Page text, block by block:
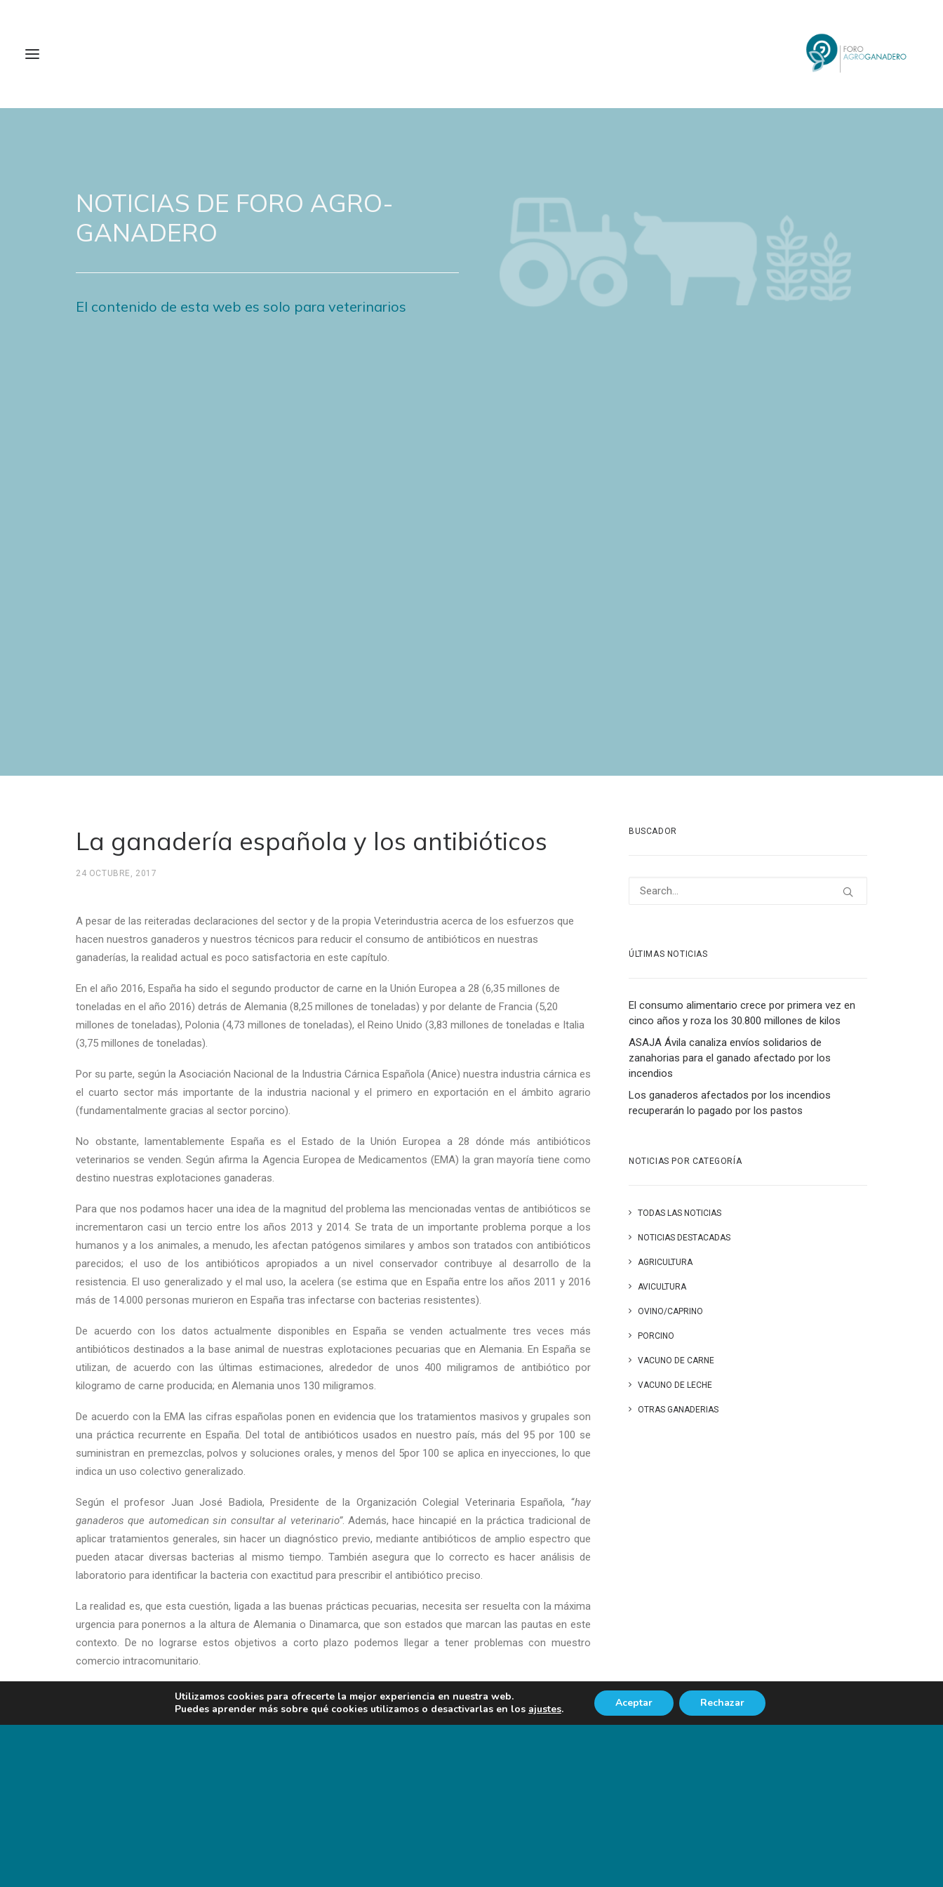
NOTICIAS DE FORO AGRO-
GANADERO
El contenido de esta web es solo para veterinarios
La ganadería española y los antibióticos
24 OCTUBRE, 2017
A pesar de las reiteradas declaraciones del sector y de la propia Veterindustria acerca de los esfuerzos que
hacen nuestros ganaderos y nuestros técnicos para reducir el consumo de antibióticos en nuestras
ganaderías, la realidad actual es poco satisfactoria en este capítulo.
En el año 2016, España ha sido el segundo productor de carne en la Unión Europea a 28 (6,35 millones de
toneladas en el año 2016) detrás de Alemania (8,25 millones de toneladas) y por delante de Francia (5,20
millones de toneladas), Polonia (4,73 millones de toneladas), el Reino Unido (3,83 millones de toneladas e Italia
(3,75 millones de toneladas).
Por su parte, según la Asociación Nacional de la Industria Cárnica Española (Anice) nuestra industria cárnica es
el cuarto sector más importante de la industria nacional y el primero en exportación en el ámbito agrario
(fundamentalmente gracias al sector porcino).
No obstante, lamentablemente España es el Estado de la Unión Europea a 28 dónde más antibióticos
veterinarios se venden. Según afirma la Agencia Europea de Medicamentos (EMA) la gran mayoría tiene como
destino nuestras explotaciones ganaderas.
Para que nos podamos hacer una idea de la magnitud del problema las mencionadas ventas de antibióticos se
incrementaron casi un tercio entre los años 2013 y 2014. Se trata de un importante problema porque a los
humanos y a los animales, a menudo, les afectan patógenos similares y ambos son tratados con antibióticos
parecidos; el uso de los antibióticos apropiados a un nivel conservador contribuye al desarrollo de la
resistencia. El uso generalizado y el mal uso, la acelera (se estima que en España entre los años 2011 y 2016
más de 14.000 personas murieron en España tras infectarse con bacterias resistentes).
De acuerdo con los datos actualmente disponibles en España se venden actualmente tres veces más
antibióticos destinados a la base animal de nuestras explotaciones pecuarias que en Alemania. En España se
utilizan, de acuerdo con las últimas estimaciones, alrededor de unos 400 miligramos de antibiótico por
kilogramo de carne producida; en Alemania unos 130 miligramos.
De acuerdo con la EMA las cifras españolas ponen en evidencia que los tratamientos masivos y grupales son
una práctica recurrente en España. Del total de antibióticos usados en nuestro país, más del 95 por 100 se
suministran en premezclas, polvos y soluciones orales, y menos del 5por 100 se aplica en inyecciones, lo que
indica un uso colectivo generalizado.
Según el profesor Juan José Badiola, Presidente de la Organización Colegial Veterinaria Española, “hay
ganaderos que automedican sin consultar al veterinario”. Además, hace hincapié en la práctica tradicional de
aplicar tratamientos generales, sin hacer un diagnóstico previo, mediante antibióticos de amplio espectro que
pueden atacar diversas bacterias al mismo tiempo. También asegura que lo correcto es hacer análisis de
laboratorio para identificar la bacteria con exactitud para prescribir el antibiótico preciso.
La realidad es, que esta cuestión, ligada a las buenas prácticas pecuarias, necesita ser resuelta con la máxima
urgencia para ponernos a la altura de Alemania o Dinamarca, que son estados que marcan las pautas en este
contexto. De no lograrse estos objetivos a corto plazo podemos llegar a tener problemas con muestro
comercio intracomunitario.
BUSCADOR
ÚLTIMAS NOTICIAS
El consumo alimentario crece por primera vez en
cinco años y roza los 30.800 millones de kilos
ASAJA Ávila canaliza envíos solidarios de
zanahorias para el ganado afectado por los
incendios
Los ganaderos afectados por los incendios
recuperarán lo pagado por los pastos
NOTICIAS POR CATEGORÍA
TODAS LAS NOTICIAS
NOTICIAS DESTACADAS
AGRICULTURA
AVICULTURA
OVINO/CAPRINO
PORCINO
VACUNO DE CARNE
VACUNO DE LECHE
OTRAS GANADERIAS
Utilizamos cookies para ofrecerte la mejor experiencia en nuestra web.
Puedes aprender más sobre qué cookies utilizamos o desactivarlas en los ajustes. Aceptar Rechazar